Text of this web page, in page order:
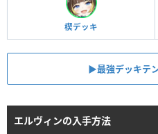
楔デッキ
▶︎最強デッキテ
エルヴィンの入手方法